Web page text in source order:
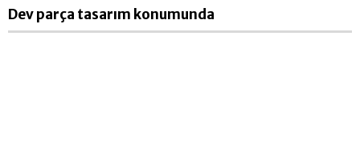
Dev parça tasarım konumunda